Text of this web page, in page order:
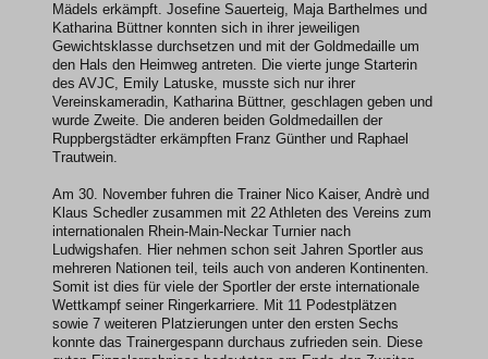
Mädels erkämpft. Josefine Sauerteig, Maja Barthelmes und
Katharina Büttner konnten sich in ihrer jeweiligen
Gewichtsklasse durchsetzen und mit der Goldmedaille um
den Hals den Heimweg antreten. Die vierte junge Starterin
des AVJC, Emily Latuske, musste sich nur ihrer
Vereinskameradin, Katharina Büttner, geschlagen geben und
wurde Zweite. Die anderen beiden Goldmedaillen der
Ruppbergstädter erkämpften Franz Günther und Raphael
Trautwein.
Am 30. November fuhren die Trainer Nico Kaiser, Andrè und
Klaus Schedler zusammen mit 22 Athleten des Vereins zum
internationalen Rhein-Main-Neckar Turnier nach
Ludwigshafen. Hier nehmen schon seit Jahren Sportler aus
mehreren Nationen teil, teils auch von anderen Kontinenten.
Somit ist dies für viele der Sportler der erste internationale
Wettkampf seiner Ringerkarriere. Mit 11 Podestplätzen
sowie 7 weiteren Platzierungen unter den ersten Sechs
konnte das Trainergespann durchaus zufrieden sein. Diese